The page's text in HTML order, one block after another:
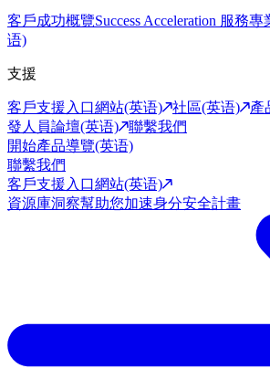
客戶成功概覽Success Acceleration 服務專
语)
支援
客戶支援入口網站(英语) 社區(英语) 產
發人員論壇(英语)
聯繫我們
開始產品導覽(英语)
聯繫我們
客戶支援入口網站(英语)
資源庫洞察幫助您加速身分安全計畫